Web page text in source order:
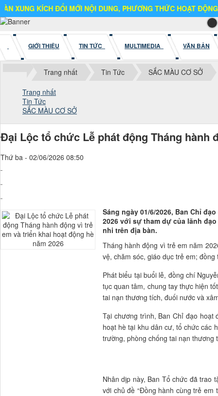
ĐỔI MỚI NỘI DUNG, PHƯƠNG THỨC HOẠT ĐỘNG
GIỚI THIỆU TIN TỨC MULTIMEDIA VĂN BẢN
Trang nhất Tin Tức SẮC MÀU CƠ SỞ
Trang nhất
Tin Tức
SẮC MÀU CƠ SỞ
Đại Lộc tổ chức Lễ phát động Tháng hành
Thứ ba - 02/06/2026 08:50
Sáng ngày 01/6/2026, Ban Chỉ
2026 với sự tham dự của lãnh
nhi trên địa bàn.
Tháng hành động vì trẻ em năm
vệ, chăm sóc, giáo dục trẻ em;
Phát biểu tại buổi lễ, đồng chí
tục quan tâm, chung tay thực hiện
tai nạn thương tích, đuối nước và
Tại chương trình, Ban Chỉ đạo hoạt
hoạt hè tại khu dân cư, tổ chức các
trường, phòng chống tai nạn
Nhân dịp này, Ban Tổ chức đã trao
với chủ đề “Đồng hành cùng trẻ